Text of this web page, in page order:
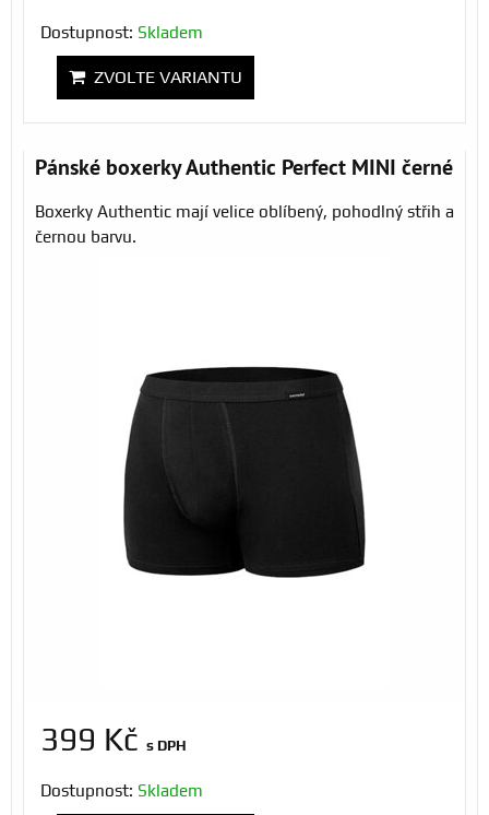
Dostupnost: Skladem
ZVOLTE VARIANTU
Pánské boxerky Authentic Perfect MINI černé
Boxerky Authentic mají velice oblíbený, pohodlný střih a
černou barvu.
399 Kč s DPH
Dostupnost: Skladem